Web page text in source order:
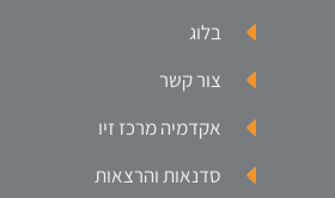
בלוג
צור קשר
אקדמיה מרכז זיו
סדנאות והרצאות